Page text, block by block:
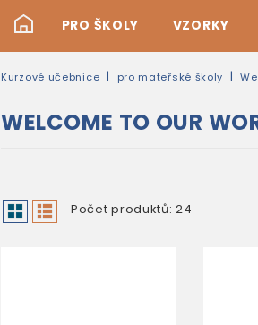
# PRO ŠKOLY VZORKY
Kurzové učebnice pro mateřské školy
WELCOME TO OUR
Počet produktů: 24